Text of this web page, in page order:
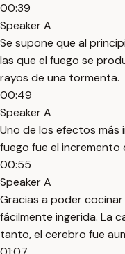
00:39
Speaker A
Se supone que al
las que el fuego se
rayos de una tormenta.
00:49
Speaker A
Uno de los efectos
fuego fue el incremento
00:55
Speaker A
Gracias a poder
fácilmente ingerida. La
tanto, el cerebro fue